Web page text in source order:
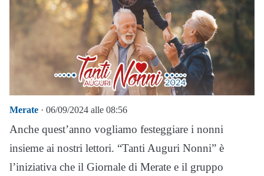
Merate · 06/09/2024 alle 08:56
Anche quest’anno vogliamo festeggiare i nonni
insieme ai nostri lettori. “Tanti Auguri Nonni” è
l’iniziativa che il Giornale di Merate e il gruppo